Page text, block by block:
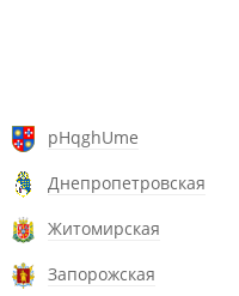
pHqghUme
Днепропетровская
Житомирская
Запорожская